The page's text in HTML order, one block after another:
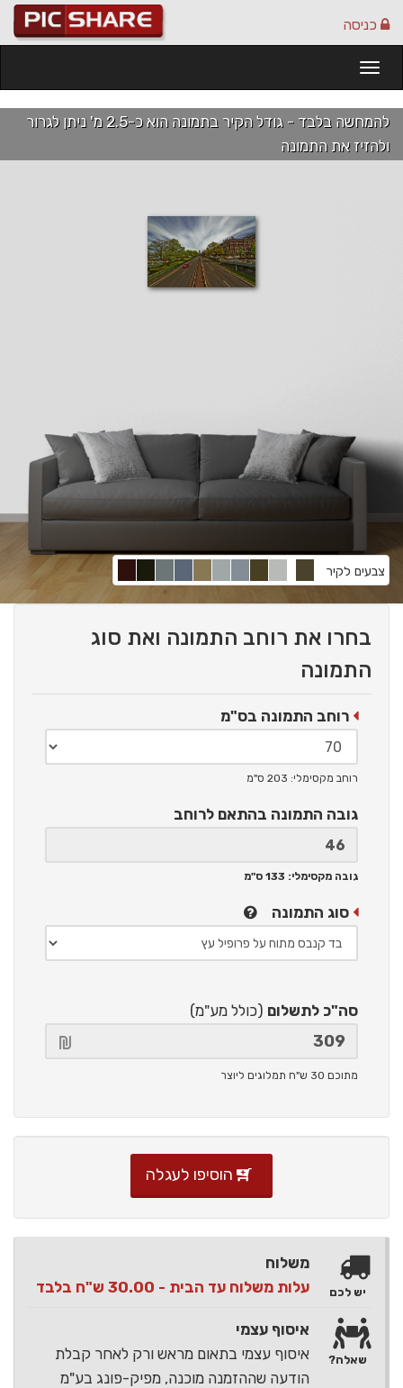
כניסה
להמחשה בלבד - גודל הקיר בתמונה הוא כ-2.5 מ' ניתן לגרור
ולהזיז את התמונה
צבעים לקיר
בחרו את רוחב התמונה ואת סוג
התמונה
רוחב התמונה בס"מ
רוחב מקסימלי: 203 ס"מ
גובה התמונה בהתאם לרוחב
גובה מקסימלי: 133 ס"מ
סוג התמונה
סה"כ לתשלום (כולל מע"מ)
מתוכם 30 ש"ח תמלוגים ליוצר
הוסיפו לעגלה
משלוח
עלות משלוח עד הבית - 30.00 ש"ח בלבד
איסוף עצמי
איסוף עצמי בתאום מראש ורק לאחר קבלת
הודעה שההזמנה מוכנה, מפיק-פונג בע"מ
יש לכם
שאלה?